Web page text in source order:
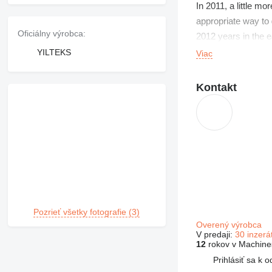
Oficiálny výrobca:
YILTEKS
Pozrieť všetky fotografie (3)
In 2011, a little
appropriate way
2012 years in the
genişleterek8.500
companies in
Viac
Kontakt
Overený výrobca
V predaji: 30
12rokov v
Prihlásiť sa k